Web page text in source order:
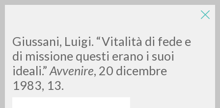
Giussani, Luigi. “Vitalità di fede e
di missione questi erano i suoi
ideali.” Avvenire, 20 dicembre
1983, 13.
LUIGI
GIUSSANI